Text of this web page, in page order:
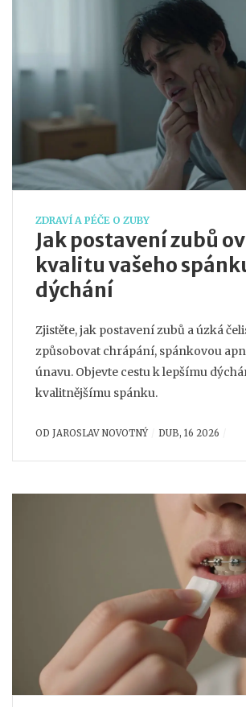
ZDRAVÍ A PÉČE O ZUBY
Jak postavení zubů
kvalitu vašeho
dýchání
Zjistěte, jak postavení zubů a úzká
způsobovat chrápání, spánkovou
únavu. Objevte cestu k lepšímu
kvalitnějšímu spánku.
OD JAROSLAV NOVOTNÝ DUB, 16 2026